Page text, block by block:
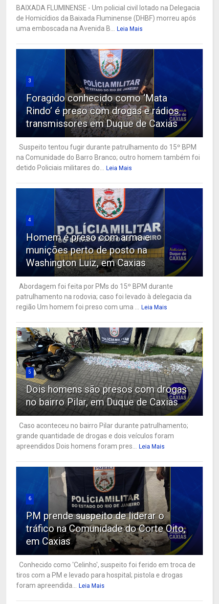
BAIXADA FLUMINENSE - Um policial civil lotado na Delegacia
de Homicídios da Baixada Fluminense (DHBF) morreu após
uma emboscada na Avenida B...
Leia Mais
3
Foragido conhecido como ‘Mata
Rindo’ é preso com drogas e rádios
transmissores em Duque de Caxias
Suspeito tentou fugir durante patrulhamento do 15º BPM
na Comunidade do Barro Branco; outro homem também foi
detido Policiais militares do...
Leia Mais
4
Homem é preso com arma e
munições perto de posto na
Washington Luiz, em Caxias
Abordagem foi feita por PMs do 15º BPM durante
patrulhamento na rodovia; caso foi levado à delegacia da
região Um homem foi preso com uma ...
Leia Mais
5
Dois homens são presos com drogas
no bairro Pilar, em Duque de Caxias
Caso aconteceu no bairro Pilar durante patrulhamento;
grande quantidade de drogas e dois veículos foram
apreendidos Dois homens foram pres...
Leia Mais
6
PM prende suspeito de liderar o
tráfico na Comunidade do Corte Oito,
em Caxias
Conhecido como 'Celinho', suspeito foi ferido em troca de
tiros com a PM e levado para hospital; pistola e drogas
foram apreendida...
Leia Mais